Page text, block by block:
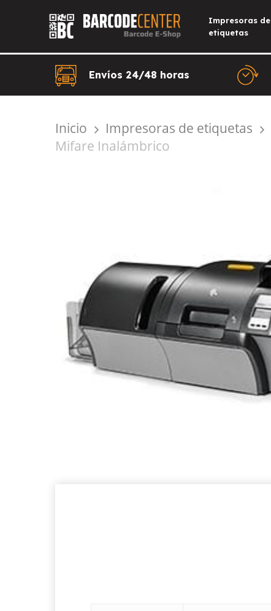
Impresoras de
etiquetas
Envíos 24/48 horas
Inicio Impresoras de etiquetas
Mifare Inalámbrico